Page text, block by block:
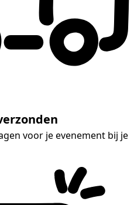
voor je evenement bij je